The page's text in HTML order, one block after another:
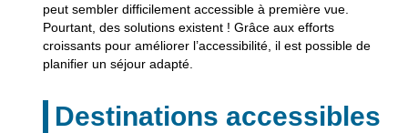
peut sembler difficilement accessible à première vue.
Pourtant, des solutions existent ! Grâce aux efforts
croissants pour améliorer l’accessibilité, il est possible de
planifier un séjour adapté.
Destinations accessibles